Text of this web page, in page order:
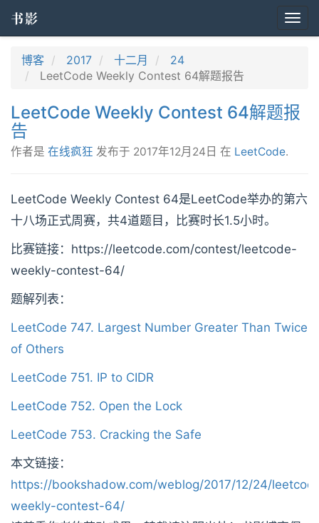
书影
博客 2017 十二月
24
LeetCode Weekly Contest 64解题报告
LeetCode Weekly Contest 64解题报
告
作者是 在线疯狂 发布于 2017年12月24日 在 LeetCode.
LeetCode Weekly Contest 64是LeetCode举办的第六
十八场正式周赛，共4道题目，比赛时长1.5小时。
比赛链接：https://leetcode.com/contest/leetcode-
weekly-contest-64/
题解列表：
LeetCode 747. Largest Number Greater Than Twice
of Others
LeetCode 751. IP to CIDR
LeetCode 752. Open the Lock
LeetCode 753. Cracking the Safe
本文链接：
https://bookshadow.com/weblog/2017/12/24/
weekly-contest-64/